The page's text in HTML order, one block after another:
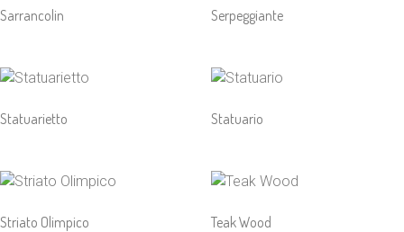
Sarrancolin Serpeggiante
Statuarietto Statuario
Striato Olimpico Teak Wood